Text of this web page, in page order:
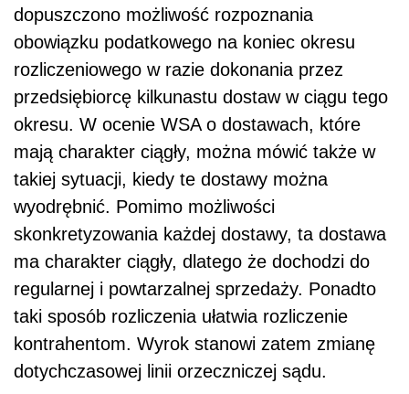
dopuszczono możliwość rozpoznania
obowiązku podatkowego na koniec okresu
rozliczeniowego w razie dokonania przez
przedsiębiorcę kilkunastu dostaw w ciągu tego
okresu. W ocenie WSA o dostawach, które
mają charakter ciągły, można mówić także w
takiej sytuacji, kiedy te dostawy można
wyodrębnić. Pomimo możliwości
skonkretyzowania każdej dostawy, ta dostawa
ma charakter ciągły, dlatego że dochodzi do
regularnej i powtarzalnej sprzedaży. Ponadto
taki sposób rozliczenia ułatwia rozliczenie
kontrahentom. Wyrok stanowi zatem zmianę
dotychczasowej linii orzeczniczej sądu.